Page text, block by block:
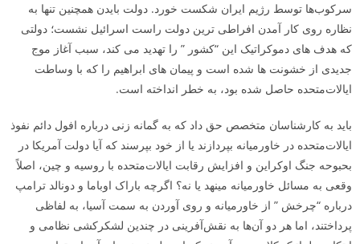
سرکوب‌ها توسط رژیم ایران شکست خورد. دولت بایدن همچنین تنها به
نظاره روی کار آمدن افراطی ­ترین دولت راست اسرائیل نشست؛ دولتی
که هدف­ های دموکراتیک این “کشور ” را تهدید می­ کند، سبب آغاز موج
جدیدی از خشونت­ ها شده است و پیمان­­ های ابراهیم را که با وساطت
ایالات‌متحده حاصل شده بود، به خطر انداخته است.
باید به کارشناسان متخصص حق داد که به گمانه­ زنی درباره افول دائم نفوذ
ایالات‌متحده در خاورمیانه بپردازند یا از خود بپرسند که آیا دولت آمریکا در
بحبوحه جنگ اوکراین و افزایش رقابت ایالات‌متحده با روسیه و چین، اصلاً
وقعی به مسائل خاورمیانه می­نهد یا نه؟ اگرچه باراک اوباما و دونالد ترامپ
درباره “چرخش ” از خاورمیانه و روی آوردن به سمت آسیا، به لفاظی
پرداختند، اما هر دو آن‌ها به نقش‌آفرینی در چندین لشکرکشی نظامی و